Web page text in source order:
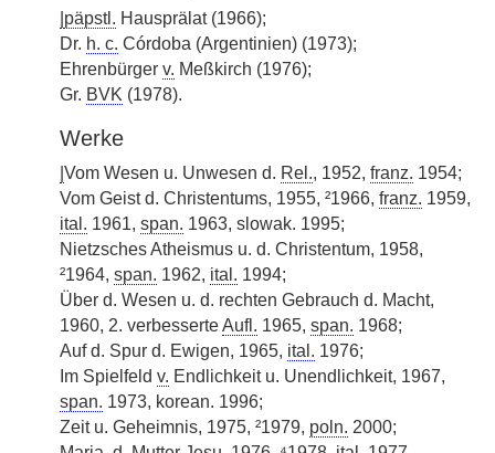
päpstl. Hausprälat (1966);
Dr. h. c. Córdoba (Argentinien) (1973);
Ehrenbürger v. Meßkirch (1976);
Gr. BVK (1978).
Werke
Vom Wesen u. Unwesen d. Rel., 1952, franz. 1954;
Vom Geist d. Christentums, 1955, ²1966, franz. 1959,
ital. 1961, span. 1963, slowak. 1995;
Nietzsches Atheismus u. d. Christentum, 1958,
²1964, span. 1962, ital. 1994;
Über d. Wesen u. d. rechten Gebrauch d. Macht,
1960, 2. verbesserteAufl. 1965, span. 1968;
Auf d. Spur d. Ewigen, 1965, ital. 1976;
Im Spielfeld v. Endlichkeit u. Unendlichkeit, 1967,
span. 1973, korean. 1996;
Zeit u. Geheimnis, 1975, ²1979, poln. 2000;